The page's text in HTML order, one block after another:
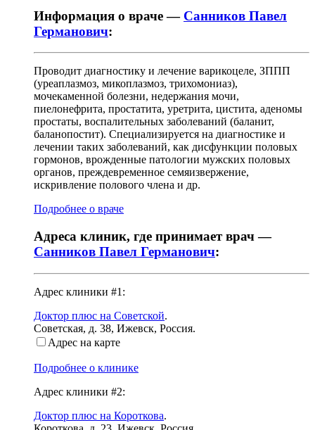
Информация о враче — Санников Павел
Германович:
Проводит диагностику и лечение варикоцеле, ЗППП
(уреаплазмоз, микоплазмоз, трихомониаз),
мочекаменной болезни, недержания мочи,
пиелонефрита, простатита, уретрита, цистита, аденомы
простаты, воспалительных заболеваний (баланит,
баланопостит). Специализируется на диагностике и
лечении таких заболеваний, как дисфункции половых
гормонов, врожденные патологии мужских половых
органов, преждевременное семяизвержение,
искривление полового члена и др.
Подробнее о враче
Адреса клиник, где принимает врач —
Санников Павел Германович:
Адрес клиники #1:
Доктор плюс на Советской.
Советская, д. 38, Ижевск, Россия.
Адрес на карте
Подробнее о клинике
Адрес клиники #2:
Доктор плюс на Короткова.